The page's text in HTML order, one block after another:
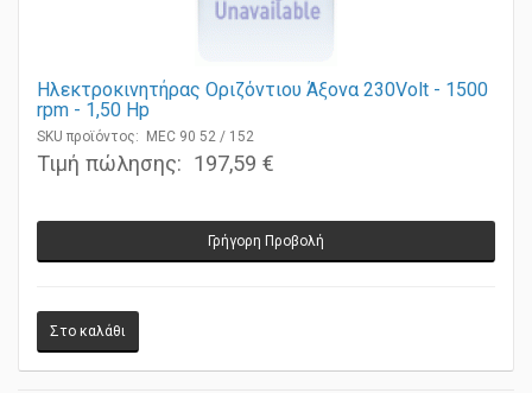
Ηλεκτροκινητήρας Οριζόντιου Άξονα 230Volt - 1500
rpm - 1,50 Ηp
SKU προϊόντος: MEC 90 52 / 152
Τιμή πώλησης: 197,59 €